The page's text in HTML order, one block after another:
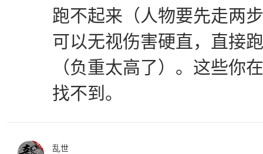
跑不起来（人物要先走两
可以无视伤害硬直，直接
（负重太高了）。这些你
找不到。
乱世